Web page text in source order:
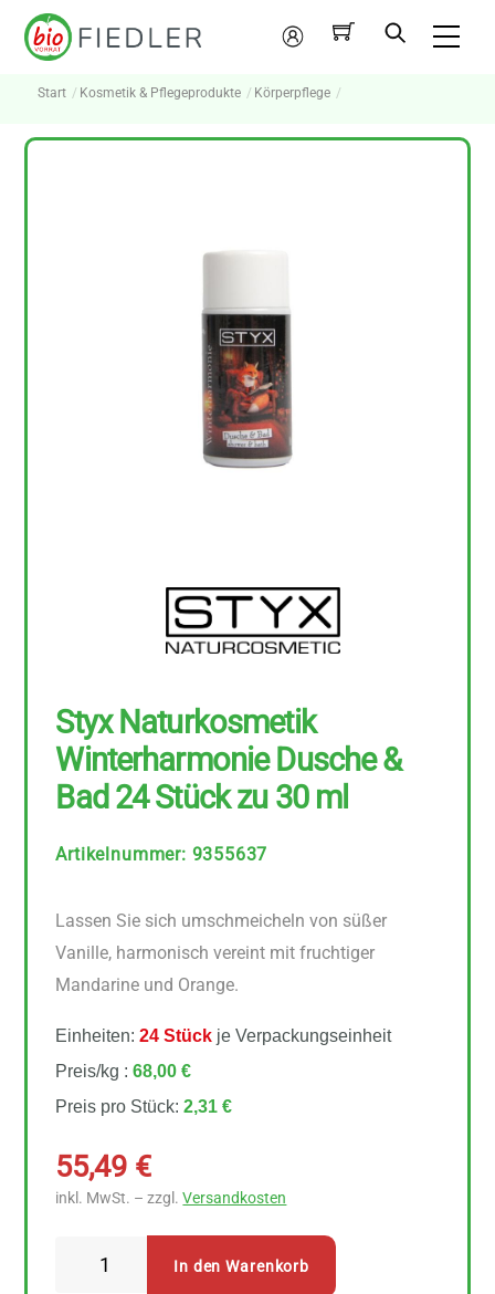
Skip
Mein
Konto
Start Kosmetik & Pflegeprodukte Körperpflege
Styx Naturkosmetik
Winterharmonie Dusche &
Bad 24 Stück zu 30 ml
Artikelnummer: 9355637
Lassen Sie sich umschmeicheln von süßer
Vanille, harmonisch vereint mit fruchtiger
Mandarine und Orange.
Einheiten:24 Stück je Verpackungseinheit
Preis/kg :68,00 €
Preis pro Stück:2,31 €
55,49 €
inkl. MwSt. – zzgl.Versandkosten
In den Warenkorb